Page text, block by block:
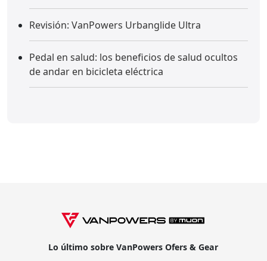
Revisión: VanPowers Urbanglide Ultra
Pedal en salud: los beneficios de salud ocultos
de andar en bicicleta eléctrica
Lo último sobre VanPowers Ofers & Gear